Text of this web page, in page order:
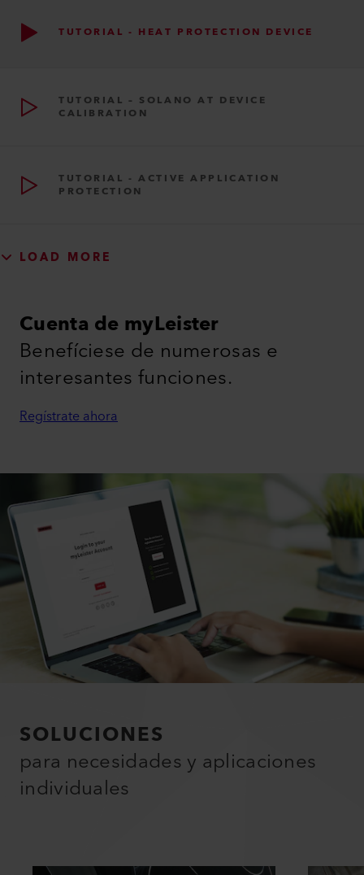
TUTORIAL - HEAT PROTECTION DEVICE
TUTORIAL – SOLANO AT DEVICE
CALIBRATION
TUTORIAL - ACTIVE APPLICATION
PROTECTION
LOAD MORE
Cuenta de myLeister
Benefíciese de numerosas e
interesantes funciones.
Regístrate ahora
SOLUCIONES
para necesidades y aplicaciones
individuales